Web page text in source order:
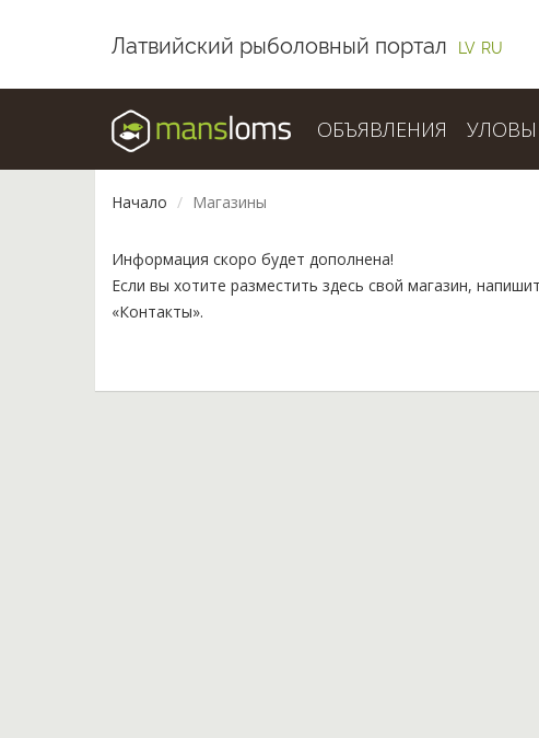
Латвийский рыболовный портал LV RU
ОБЪЯВЛЕНИЯ УЛОВЫ
Начало Магазины
Информация скоро будет дополнена!
Если вы хотите разместить здесь свой магазин,
«Контакты».